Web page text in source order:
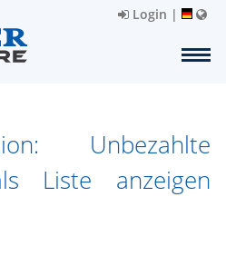
Login |
Unbezahlte
Liste anzeigen